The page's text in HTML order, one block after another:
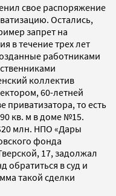
свое распоряжение
Остались,
запрет на
в течение трех лет
работниками
коллектив
60-летней
приватизатора, то есть
кв. м в доме №15.
млн. НПО «Дары
фонда
17, задолжал
обратиться в суд и
такой сделки